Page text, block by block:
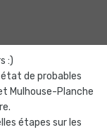
:)
de probables
Mulhouse-Planche
étapes sur les